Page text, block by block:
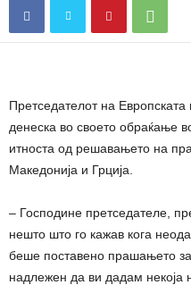
Претседателот на
денеска во своето обраќање
итноста од решавањето на
Македонија и Грција.
– Господине претседателе,
нешто што го кажав кога
беше поставено прашањето
надлежен да ви дадам некоја